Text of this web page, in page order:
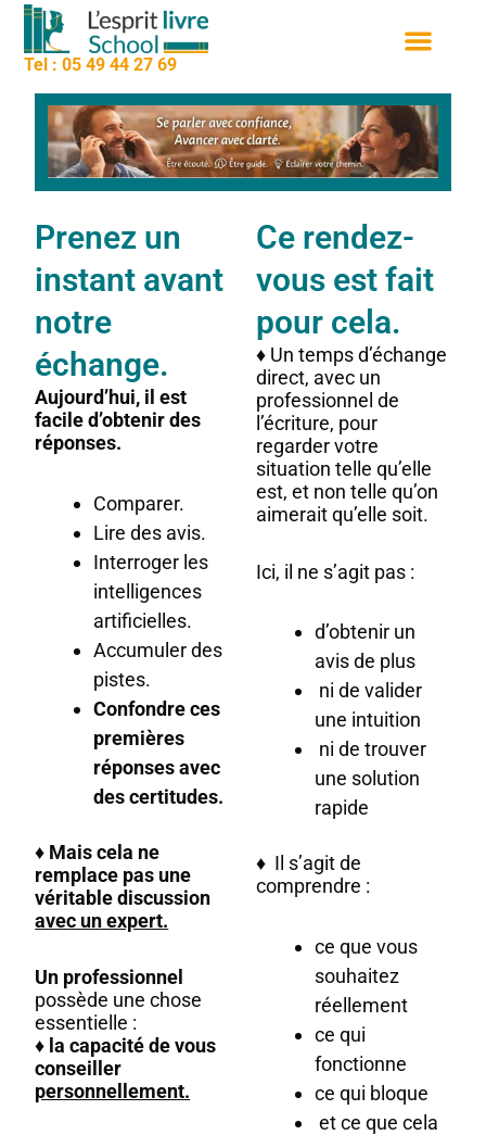
principal
Aller
contenu
Tel : 05 49 44 27 69
Prenez un
instant avant
notre
échange.
Aujourd’hui, il est
facile d’obtenir des
réponses.
Comparer.
Lire des avis.
Interroger les
intelligences
artificielles.
Accumuler des
pistes.
Confondre ces
premières
réponses avec
des certitudes.
♦ Mais cela ne
remplace pas une
véritable discussion
avec un expert.
Un professionnel
possède une chose
essentielle :
♦ la capacité de vous
conseiller
personnellement.
Ce rendez-
vous est fait
pour cela.
♦ Un temps d’échange
direct, avec un
professionnel de
l’écriture, pour
regarder votre
situation telle qu’elle
est, et non telle qu’on
aimerait qu’elle soit.
Ici, il ne s’agit pas :
d’obtenir un
avis de plus
ni de valider
une intuition
ni de trouver
une solution
rapide
♦ Il s’agit de
comprendre :
ce que vous
souhaitez
réellement
ce qui
fonctionne
ce qui bloque
et ce que cela